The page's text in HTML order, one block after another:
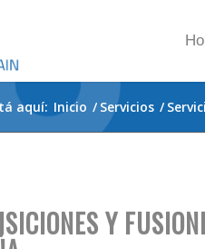
aquí: Inicio / Servicios /
Y